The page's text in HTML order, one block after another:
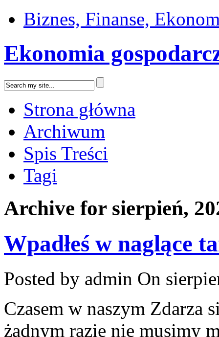
Biznes, Finanse,
Ekonomia
Strona główna
Archiwum
Spis Treści
Tagi
Archive for sierpień,
Wpadłeś w naglące
Posted by admin On
Czasem w naszym Zdarza
żadnym razie nie musimy